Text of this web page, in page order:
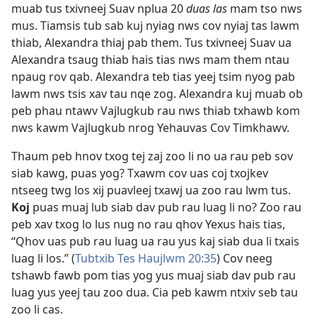
muab tus txivneej Suav nplua 20duas las mam tso nws
mus. Tiamsis tub sab kuj nyiag nws cov nyiaj tas lawm
thiab, Alexandra thiaj pab them. Tus txivneej Suav ua
Alexandra tsaug thiab hais tias nws mam them ntau
npaug rov qab. Alexandra teb tias yeej tsim nyog pab
lawm nws tsis xav tau nqe zog. Alexandra kuj muab ob
peb phau ntawv Vajlugkub rau nws thiab txhawb kom
nws kawm Vajlugkub nrog Yehauvas Cov Timkhawv.
Thaum peb hnov txog tej zaj zoo li no ua rau peb sov
siab kawg, puas yog? Txawm cov uas coj txojkev
ntseeg twg los xij puavleej txawj ua zoo rau lwm tus.
Koj puas muaj lub siab dav pub rau luag li no? Zoo rau
peb xav txog lo lus nug no rau qhov Yexus hais tias,
“Qhov uas pub rau luag ua rau yus kaj siab dua li txais
luag li los.” (Tubtxib Tes Haujlwm 20:35) Cov neeg
tshawb fawb pom tias yog yus muaj siab dav pub rau
luag yus yeej tau zoo dua. Cia peb kawm ntxiv seb tau
zoo li cas.